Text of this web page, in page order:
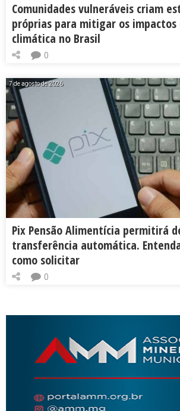
Comunidades vulneráveis criam
próprias para mitigar os impactos
climática no Brasil
0
7 de agosto de 2026
Pix Pensão Alimentícia permitirá
transferência automática.
como solicitar
0